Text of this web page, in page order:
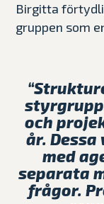
Birgitta
gruppen som
och
år.
med
separata
frågor.